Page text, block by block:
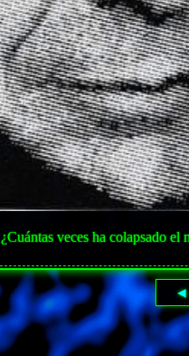
¿Cuántas veces ha colapsado el
◀